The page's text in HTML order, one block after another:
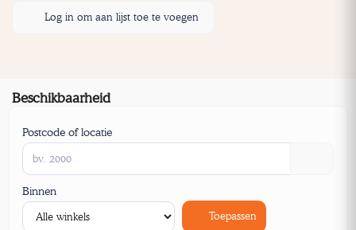
Log in om aan lijst toe te voegen
Beschikbaarheid
Postcode of locatie
Binnen
Toepassen